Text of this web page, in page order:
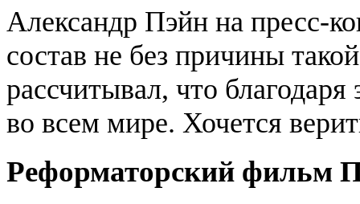
Александр Пэйн на пресс-
состав не без причины
рассчитывал, что
во всем мире. Хочется
Реформаторский фильм